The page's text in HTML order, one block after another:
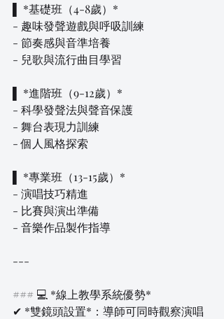
▌ *基礎班（4-8歲）*
- 趣味發聲遊戲與呼吸訓練
- 節奏感與音準培養
- 兒歌與流行曲目學習
▌ *進階班（9-12歲）*
- 科學發聲法與聲音保護
- 舞台表現力訓練
- 個人風格探索
▌ *專業班（13-15歲）*
- 演唱技巧精進
- 比賽與演出準備
- 音樂作品製作指導
---
### 💻 *線上教學系統優勢*
✔ *雙鏡頭設置*：導師可同時觀察演唱